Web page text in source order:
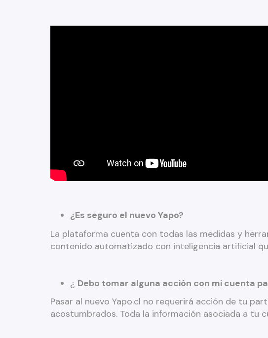
¿Es seguro el nuevo Yapo?
La plataforma cuenta con todas las medidas y
contenido automatizado con inteligencia artificial
¿ Debo tomar alguna acción con mi cuenta
Pasar al nuevo Yapo.cl no requerirá acción de tu
acostumbrados. Toda la información asociada a tu